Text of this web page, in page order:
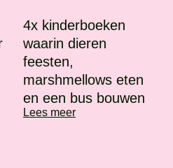
4x kinderboeken
waarin dieren
feesten,
marshmellows eten
en een bus bouwen
Lees meer